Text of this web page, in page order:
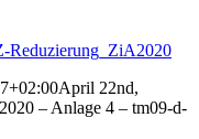
Reduzierung_ZiA2020
April 22nd,
– Anlage 4 – tm09-d-